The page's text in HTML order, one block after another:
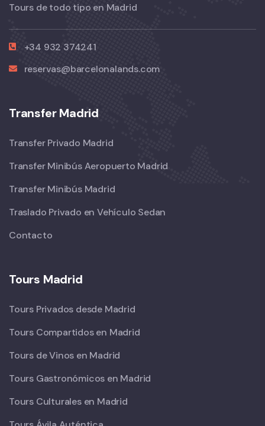
Tours de todo tipo en Madrid
+34 932 374241
reservas@barcelonalands.com
Transfer Madrid
Transfer Privado Madrid
Transfer Minibús Aeropuerto Madrid
Transfer Minibús Madrid
Traslado Privado en Vehículo Sedan
Contacto
Tours Madrid
Tours Privados desde Madrid
Tours Compartidos en Madrid
Tours de Vinos en Madrid
Tours Gastronómicos en Madrid
Tours Culturales en Madrid